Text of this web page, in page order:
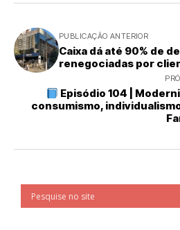
PUBLICAÇÃO ANTERIOR
Caixa dá até 90% de
renegociadas por
Episódio 104 |
consumismo,